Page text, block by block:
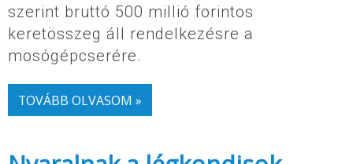
szerint bruttó 500 millió forintos
keretösszeg áll rendelkezésre a
mosógépcserére.
TOVÁBB OLVASOM »